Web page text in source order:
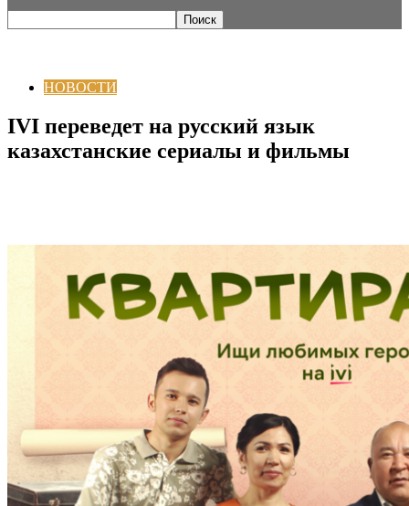
НОВОСТИ
IVI переведет на русский язык
казахстанские сериалы и фильмы